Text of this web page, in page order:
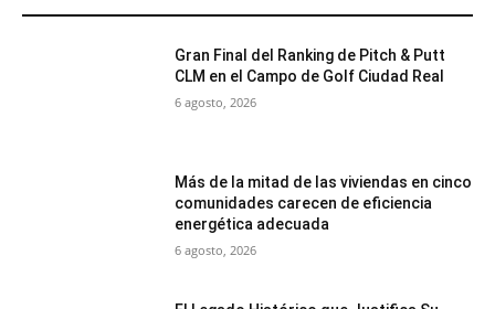
Gran Final del Ranking de Pitch & Putt
CLM en el Campo de Golf Ciudad Real
6 agosto, 2026
Más de la mitad de las viviendas en cinco
comunidades carecen de eficiencia
energética adecuada
6 agosto, 2026